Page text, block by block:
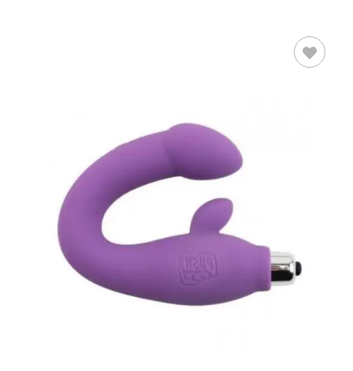
LEER MÁS